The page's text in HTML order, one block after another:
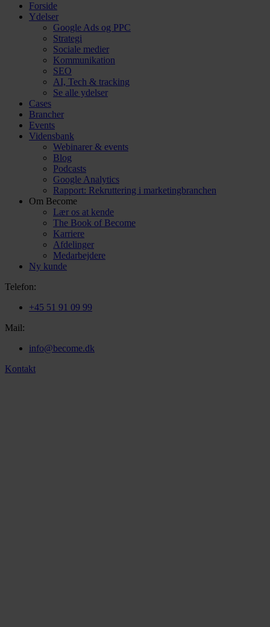
Forside
Ydelser
Google Ads og PPC
Strategi
Sociale medier
Kommunikation
SEO
AI, Tech & tracking
Se alle ydelser
Cases
Brancher
Events
Vidensbank
Webinarer & events
Blog
Podcasts
Google Analytics
Rapport: Rekruttering i marketingbranchen
Om Become
Lær os at kende
The Book of Become
Karriere
Afdelinger
Medarbejdere
Ny kunde
Telefon:
+45 51 91 09 99
Mail:
info@become.dk
Kontakt